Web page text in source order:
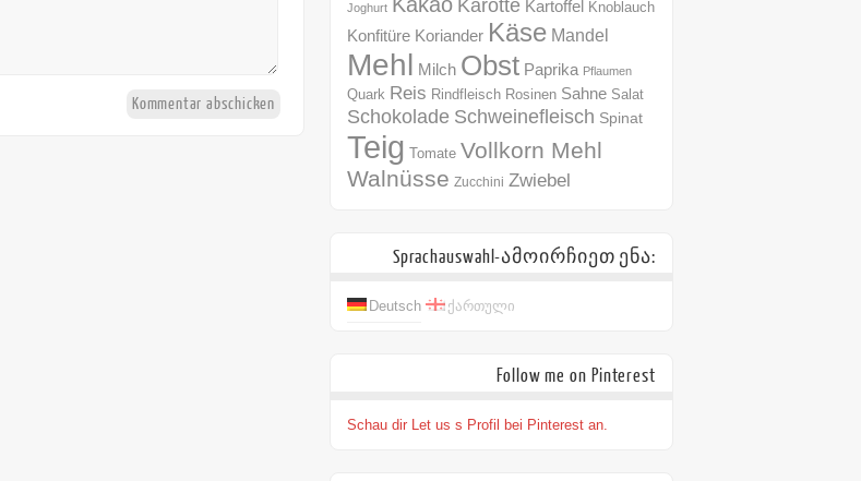
Joghurt Karotte Kartoffel Knoblauch
Konfitüre Koriander Käse Mandel
Mehl Milch Obst Paprika Pflaumen
Quark Reis Rindfleisch Rosinen Sahne Salat
Schokolade Schweinefleisch Spinat
Teig Tomate Vollkorn Mehl
Walnüsse Zucchini Zwiebel
Sprachauswahl-ამოირჩიეთ ენა:
Deutsch ქართული
Follow me on Pinterest
Schau dir Let us s Profil bei Pinterest an.